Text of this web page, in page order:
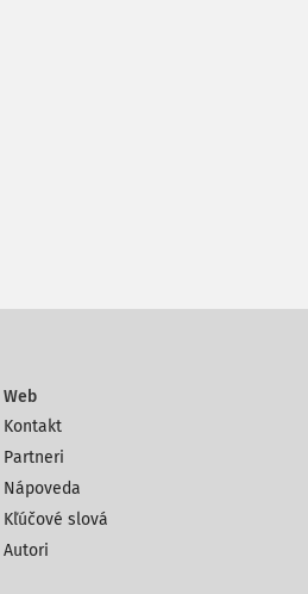
Web
Kontakt
Partneri
Nápoveda
Kľúčové slová
Autori